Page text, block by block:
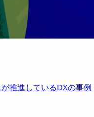
推進しているDXの事例